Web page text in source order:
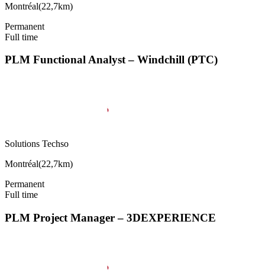
Montréal(22,7km)
Permanent
Full time
PLM Functional Analyst – Windchill (PTC)
Solutions Techso
Montréal(22,7km)
Permanent
Full time
PLM Project Manager – 3DEXPERIENCE